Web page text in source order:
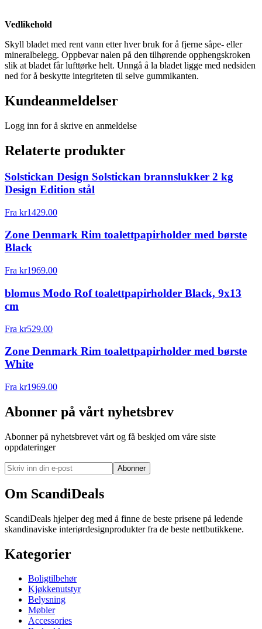
Vedlikehold
Skyll bladet med rent vann etter hver bruk for å fjerne såpe- eller
mineralbelegg. Oppbevar nalen på den tilhørende opphengskroken
slik at bladet får lufttørke helt. Unngå å la bladet ligge med nedsiden
ned for å beskytte integriteten til selve gummikanten.
Kundeanmeldelser
Logg inn for å skrive en anmeldelse
Relaterte produkter
Solstickan Design Solstickan brannslukker 2 kg
Design Edition stål
Fra kr1429.00
Zone Denmark Rim toalettpapirholder med børste
Black
Fra kr1969.00
blomus Modo Rof toalettpapirholder Black, 9x13
cm
Fra kr529.00
Zone Denmark Rim toalettpapirholder med børste
White
Fra kr1969.00
Abonner på vårt nyhetsbrev
Abonner på nyhetsbrevet vårt og få beskjed om våre siste
oppdateringer
Abonner
Om ScandiDeals
ScandiDeals hjelper deg med å finne de beste prisene på ledende
skandinaviske interiørdesignprodukter fra de beste nettbutikkene.
Kategorier
Boligtilbehør
Kjøkkenutstyr
Belysning
Møbler
Accessories